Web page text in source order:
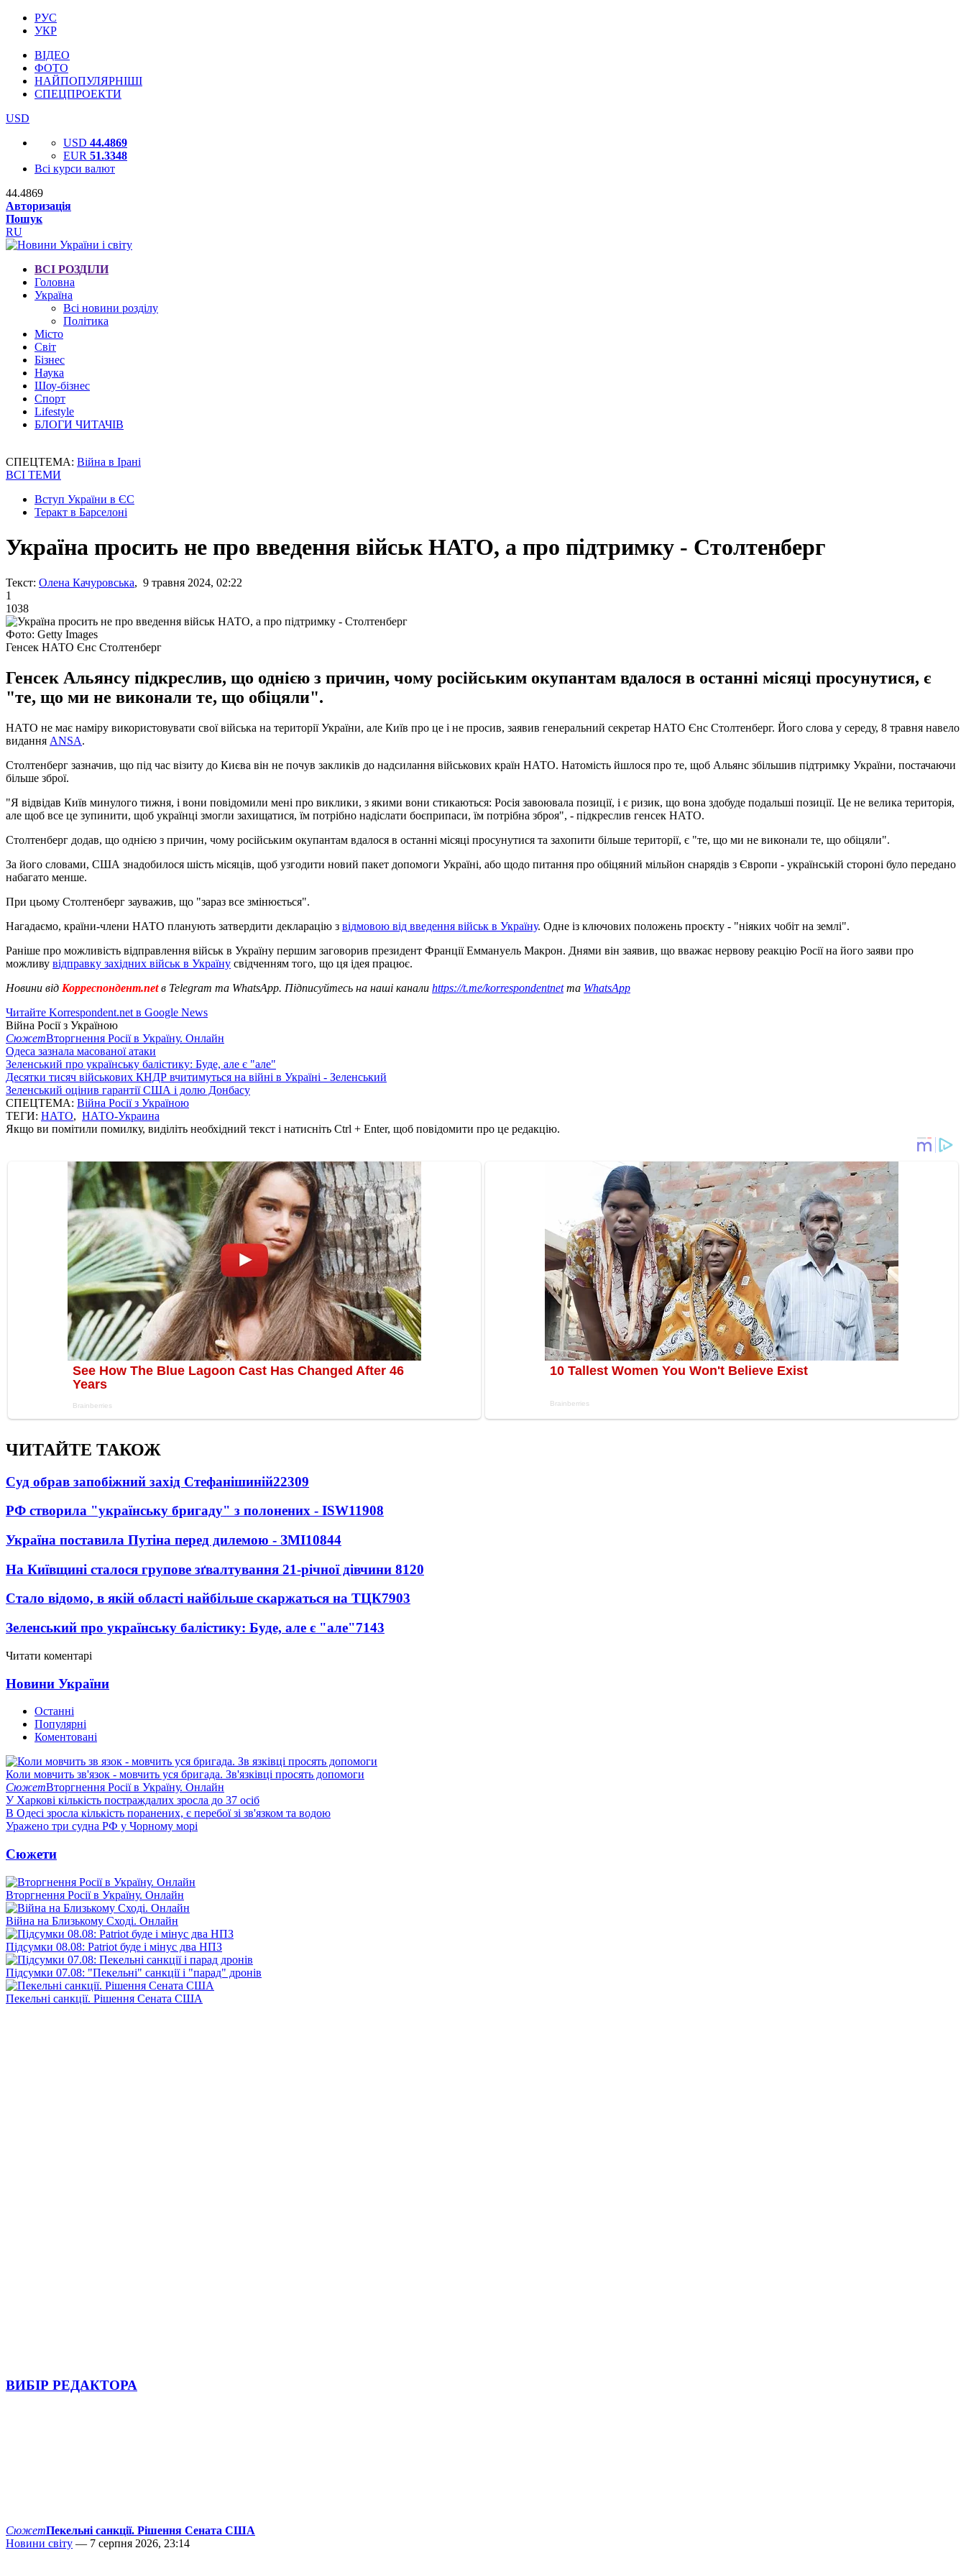
РУС
УКР
ВІДЕО
ФОТО
НАЙПОПУЛЯРНІШІ
СПЕЦПРОЕКТИ
USD
USD 44.4869
EUR 51.3348
Всі курси валют
44.4869
Авторизація
Пошук
RU
ВСІ РОЗДІЛИ
Головна
Україна
Всі новини розділу
Політика
Місто
Світ
Бізнес
Наука
Шоу-бізнес
Спорт
Lifestyle
БЛОГИ ЧИТАЧІВ
СПЕЦТЕМА: Війна в Ірані
ВСІ ТЕМИ
Вступ України в ЄС
Теракт в Барселоні
Україна просить не про введення військ НАТО, а про підтримку - Столтенберг
Текст: Олена Качуровська, 9 травня 2024, 02:22
1
1038
Фото: Getty Images
Генсек НАТО Єнс Столтенберг
Генсек Альянсу підкреслив, що однією з причин, чому російським окупантам вдалося в останні місяці просунутися, є
"те, що ми не виконали те, що обіцяли".
НАТО не має наміру використовувати свої війська на території України, але Київ про це і не просив, заявив генеральний секретар НАТО Єнс Столтенберг. Його слова у середу, 8 травня навело
видання ANSA.
Столтенберг зазначив, що під час візиту до Києва він не почув закликів до надсилання військових країн НАТО. Натомість йшлося про те, щоб Альянс збільшив підтримку України, постачаючи
більше зброї.
"Я відвідав Київ минулого тижня, і вони повідомили мені про виклики, з якими вони стикаються: Росія завоювала позиції, і є ризик, що вона здобуде подальші позиції. Це не велика територія,
але щоб все це зупинити, щоб українці змогли захищатися, їм потрібно надіслати боєприпаси, їм потрібна зброя", - підкреслив генсек НАТО.
Столтенберг додав, що однією з причин, чому російським окупантам вдалося в останні місяці просунутися та захопити більше території, є "те, що ми не виконали те, що обіцяли".
За його словами, США знадобилося шість місяців, щоб узгодити новий пакет допомоги Україні, або щодо питання про обіцяний мільйон снарядів з Європи - українській стороні було передано
набагато менше.
При цьому Столтенберг зауважив, що "зараз все змінюється".
Нагадаємо, країни-члени НАТО планують затвердити декларацію з відмовою від введення військ в Україну. Одне із ключових положень проєкту - "ніяких чобіт на землі".
Раніше про можливість відправлення військ в Україну першим заговорив президент Франції Еммануель Макрон. Днями він заявив, що вважає нервову реакцію Росії на його заяви про
можливу відправку західних військ в Україну свідченням того, що ця ідея працює.
Новини від Корреспондент.netв Telegram та WhatsApp. Підписуйтесь на наші канали https://t.me/korrespondentnetта WhatsApp
Читайте Korrespondent.net в Google News
Війна Росії з Україною
СюжетВторгнення Росії в Україну. Онлайн
Одеса зазнала масованої атаки
Зеленський про українську балістику: Буде, але є "але"
Десятки тисяч військових КНДР вчитимуться на війні в Україні - Зеленський
Зеленський оцінив гарантії США і долю Донбасу
СПЕЦТЕМА: Війна Росії з Україною
ТЕГИ: НАТО, НАТО-Украина
Якщо ви помітили помилку, виділіть необхідний текст і натисніть Ctrl + Enter, щоб повідомити про це редакцію.
ЧИТАЙТЕ ТАКОЖ
Суд обрав запобіжний захід Стефанішиній22309
РФ створила "українську бригаду" з полонених - ISW11908
Україна поставила Путіна перед дилемою - ЗМІ10844
На Київщині сталося групове зґвалтування 21-річної дівчини 8120
Стало відомо, в якій області найбільше скаржаться на ТЦК7903
Зеленський про українську балістику: Буде, але є "але"7143
Читати коментарі
Новини України
Останні
Популярні
Коментовані
Коли мовчить зв'язок - мовчить уся бригада. Зв'язківці просять допомоги
СюжетВторгнення Росії в Україну. Онлайн
У Харкові кількість постраждалих зросла до 37 осіб
В Одесі зросла кількість поранених, є перебої зі зв'язком та водою
Уражено три судна РФ у Чорному морі
Сюжети
Вторгнення Росії в Україну. Онлайн
Війна на Близькому Сході. Онлайн
Підсумки 08.08: Patriot буде і мінус два НПЗ
Підсумки 07.08: "Пекельні" санкції і "парад" дронів
Пекельні санкції. Рішення Сената США
ВИБІР РЕДАКТОРА
СюжетПекельні санкції. Рішення Сената США
Новини світу — 7 серпня 2026, 23:14